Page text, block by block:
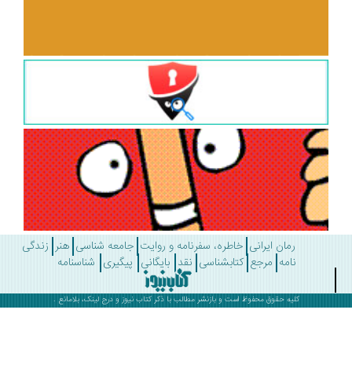
رمان ایرانی خاطره، سفرنامه و روایت جامعه شناسی هنر زندگی
مرجع کتابشناسی نقد بایگانی پیگیری شناسنامه
کلیه حقوق محفوظ است و بازنشر مطالب با ذکرکتاب نیوز و درج لینک، بلامانع .